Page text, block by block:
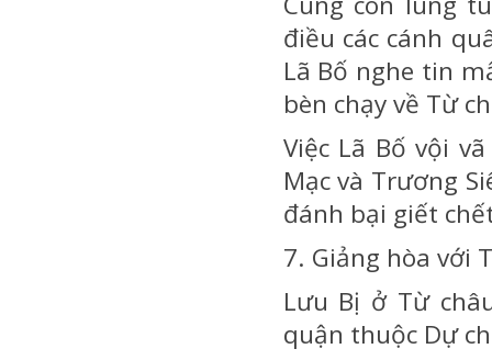
điều các cánh
Lã Bố nghe tin
bèn chạy về Từ
Việc Lã Bố vội
Mạc và Trương
đánh bại giết
7. Giảng hòa với
Lưu Bị ở Từ
quận thuộc Dự